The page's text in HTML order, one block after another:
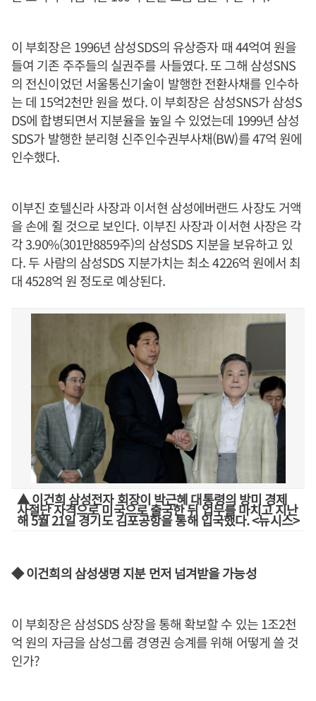
이 부회장은 1996년 삼성SDS의 유상증자 때 44억여 원을
들여 기존 주주들의 실권주를 사들였다. 또 그해 삼성SNS
의 전신이었던 서울통신기술이 발행한 전환사채를 인수하
는 데 15억2천만 원을 썼다. 이 부회장은 삼성SNS가 삼성S
DS에 합병되면서 지분율을 높일 수 있었는데 1999년 삼성
SDS가 발행한 분리형 신주인수권부사채(BW)를 47억 원에
인수했다.
이부진 호텔신라 사장과 이서현 삼성에버랜드 사장도 거액
을 손에 쥘 것으로 보인다. 이부진 사장과 이서현 사장은 각
각 3.90%(301만8859주)의 삼성SDS 지분을 보유하고 있
다. 두 사람의 삼성SDS 지분가치는 최소 4226억 원에서 최
대 4528억 원 정도로 예상된다.
▲ 이건희 삼성전자 회장이 박근혜 대통령의 방미 경제
사절단 자격으로 미국으로 출국한 뒤 업무를 마치고 지난
해 5월 21일 경기도 김포공항을 통해 입국했다. <뉴시스>
◆ 이건희의 삼성생명 지분 먼저 넘겨받을 가능성
이 부회장은 삼성SDS 상장을 통해 확보할 수 있는 1조2천
억 원의 자금을 삼성그룹 경영권 승계를 위해 어떻게 쓸 것
인가?